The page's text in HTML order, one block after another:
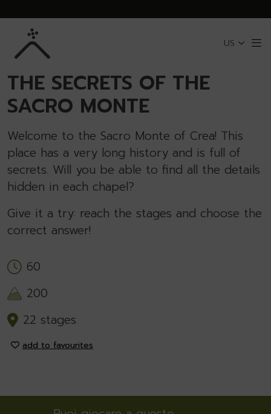
US
BACK TO SACRO MONTE OF CREA
THE SECRETS OF THE
SACRO MONTE
Welcome to the Sacro Monte of Crea! This
place has a very long history and is full of
secrets. Will you be able to find all the details
hidden in each chapel?
Give it a try: reach the stages and choose the
correct answer!
60
200
22 stages
add to favourites